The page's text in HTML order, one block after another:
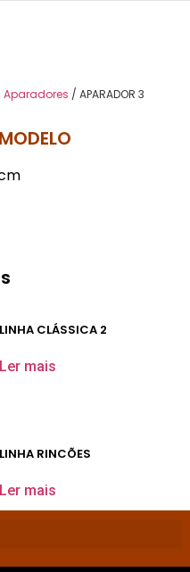
Aparadores / APARADOR 3
LINHA CLÁSSICA 2
Ler mais
LINHA RINCÕES
Ler mais